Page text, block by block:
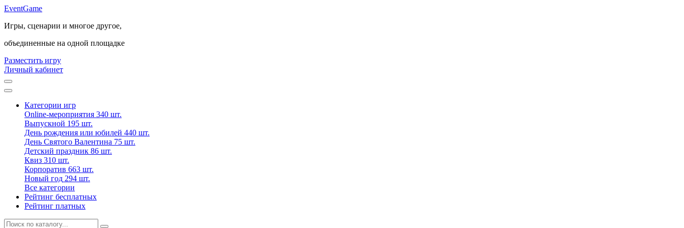
EventGame
Игры, сценарии и многое другое,
объединенные на одной площадке
Разместить игру
Личный кабинет
Категории игр
Online-мероприятия 340 шт.
Выпускной 195 шт.
День рождения или юбилей 440 шт.
День Святого Валентина 75 шт.
Детский праздник 86 шт.
Квиз 310 шт.
Корпоратив 663 шт.
Новый год 294 шт.
Все категории
Рейтинг бесплатных
Рейтинг платных